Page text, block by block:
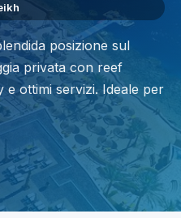
posizione sul
privata con reef
e ottimi servizi. Ideale per